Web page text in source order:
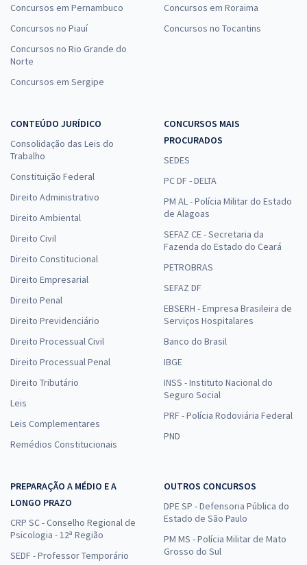
Concursos em Pernambuco
Concursos no Piauí
Concursos no Rio Grande do
Norte
Concursos em Sergipe
Concursos em Roraima
Concursos no Tocantins
CONTEÚDO JURÍDICO
Consolidação das Leis do
Trabalho
Constituição Federal
Direito Administrativo
Direito Ambiental
Direito Civil
Direito Constitucional
Direito Empresarial
Direito Penal
Direito Previdenciário
Direito Processual Civil
Direito Processual Penal
Direito Tributário
Leis
Leis Complementares
Remédios Constitucionais
CONCURSOS MAIS
PROCURADOS
SEDES
PC DF - DELTA
PM AL - Polícia Militar do Estado
de Alagoas
SEFAZ CE - Secretaria da
Fazenda do Estado do Ceará
PETROBRAS
SEFAZ DF
EBSERH - Empresa Brasileira de
Serviços Hospitalares
Banco do Brasil
IBGE
INSS - Instituto Nacional do
Seguro Social
PRF - Polícia Rodoviária Federal
PND
PREPARAÇÃO A MÉDIO E A
LONGO PRAZO
CRP SC - Conselho Regional de
Psicologia - 12ª Região
SEDF - Professor Temporário
OUTROS CONCURSOS
DPE SP - Defensoria Pública do
Estado de São Paulo
PM MS - Polícia Militar de Mato
Grosso do Sul